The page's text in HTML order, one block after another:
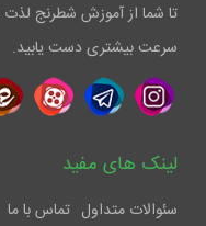
تا شما از آموزش شطرنج لذت
سرعت بیشتری دست یابید.
لینک های مفید
سئوالات متداول تماس با ما